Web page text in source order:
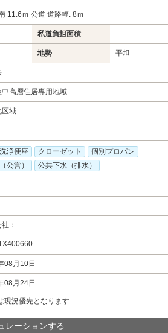
11.6ｍ 公道 道路幅: 8ｍ
私道負担面積 -
地勢 平坦
中高層住居専用地域
区域
浄便座 クローゼット
個別プロパン
公営）
公共下水（排水）
：
08月10日
08月24日
現況優先となります
レーションする